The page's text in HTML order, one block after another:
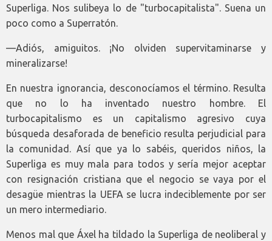
Superliga. Nos sulibeya lo de "turbocapitalista". Suena un
poco como a Superratón.
—Adiós, amiguitos. ¡No olviden supervitaminarse y
mineralizarse!
En nuestra ignorancia, desconocíamos el término. Resulta
que no lo ha inventado nuestro hombre. El
turbocapitalismo es un capitalismo agresivo cuya
búsqueda desaforada de beneficio resulta perjudicial para
la comunidad. Así que ya lo sabéis, queridos niños, la
Superliga es muy mala para todos y sería mejor aceptar
con resignación cristiana que el negocio se vaya por el
desagüe mientras la UEFA se lucra indeciblemente por ser
un mero intermediario.
Menos mal que Áxel ha tildado la Superliga de neoliberal y